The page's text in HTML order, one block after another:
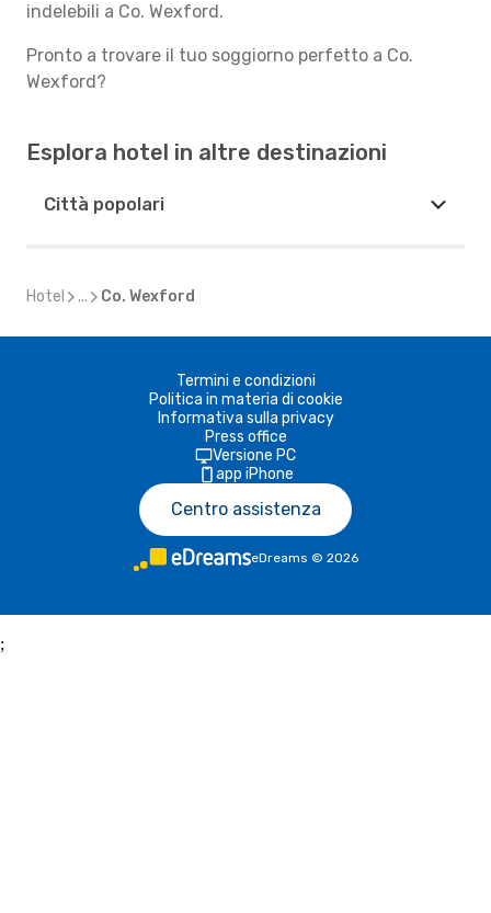
indelebili a Co. Wexford.
Pronto a trovare il tuo soggiorno perfetto a Co.
Wexford?
Esplora hotel in altre destinazioni
Città popolari
Hotel ... Co. Wexford
Termini e condizioni
Politica in materia di cookie
Informativa sulla privacy
Press office
Versione PC
app iPhone
Centro assistenza
eDreams © 2026
;